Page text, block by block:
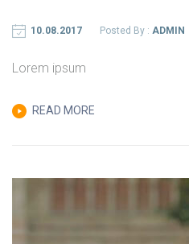
10.08.2017 Posted By : ADMIN
Lorem ipsum
READ MORE